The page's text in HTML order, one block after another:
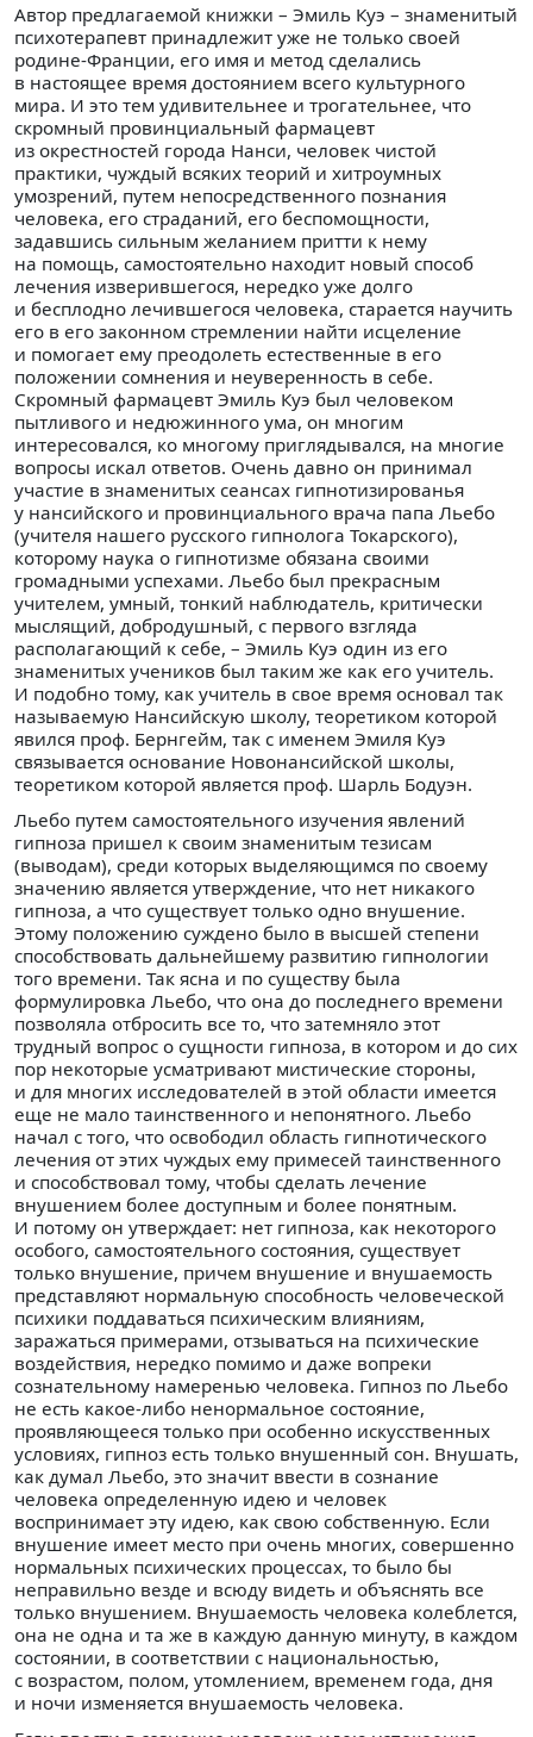
Автор предлагаемой книжки – Эмиль Куэ – знаменитый
психотерапевт принадлежит уже не только своей
родине-Франции, его имя и метод сделались
в настоящее время достоянием всего культурного
мира. И это тем удивительнее и трогательнее, что
скромный провинциальный фармацевт
из окрестностей города Нанси, человек чистой
практики, чуждый всяких теорий и хитроумных
умозрений, путем непосредственного познания
человека, его страданий, его беспомощности,
задавшись сильным желанием притти к нему
на помощь, самостоятельно находит новый способ
лечения изверившегося, нередко уже долго
и бесплодно лечившегося человека, старается научить
его в его законном стремлении найти исцеление
и помогает ему преодолеть естественные в его
положении сомнения и неуверенность в себе.
Скромный фармацевт Эмиль Куэ был человеком
пытливого и недюжинного ума, он многим
интересовался, ко многому приглядывался, на многие
вопросы искал ответов. Очень давно он принимал
участие в знаменитых сеансах гипнотизированья
у нансийского и провинциального врача папа Льебо
(учителя нашего русского гипнолога Токарского),
которому наука о гипнотизме обязана своими
громадными успехами. Льебо был прекрасным
учителем, умный, тонкий наблюдатель, критически
мыслящий, добродушный, с первого взгляда
располагающий к себе, – Эмиль Куэ один из его
знаменитых учеников был таким же как его учитель.
И подобно тому, как учитель в свое время основал так
называемую Нансийскую школу, теоретиком которой
явился проф. Бернгейм, так с именем Эмиля Куэ
связывается основание Новонансийской школы,
теоретиком которой является проф. Шарль Бодуэн.
Льебо путем самостоятельного изучения явлений
гипноза пришел к своим знаменитым тезисам
(выводам), среди которых выделяющимся по своему
значению является утверждение, что нет никакого
гипноза, а что существует только одно внушение.
Этому положению суждено было в высшей степени
способствовать дальнейшему развитию гипнологии
того времени. Так ясна и по существу была
формулировка Льебо, что она до последнего времени
позволяла отбросить все то, что затемняло этот
трудный вопрос о сущности гипноза, в котором и до сих
пор некоторые усматривают мистические стороны,
и для многих исследователей в этой области имеется
еще не мало таинственного и непонятного. Льебо
начал с того, что освободил область гипнотического
лечения от этих чуждых ему примесей таинственного
и способствовал тому, чтобы сделать лечение
внушением более доступным и более понятным.
И потому он утверждает: нет гипноза, как некоторого
особого, самостоятельного состояния, существует
только внушение, причем внушение и внушаемость
представляют нормальную способность человеческой
психики поддаваться психическим влияниям,
заражаться примерами, отзываться на психические
воздействия, нередко помимо и даже вопреки
сознательному намеренью человека. Гипноз по Льебо
не есть какое-либо ненормальное состояние,
проявляющееся только при особенно искусственных
условиях, гипноз есть только внушенный сон. Внушать,
как думал Льебо, это значит ввести в сознание
человека определенную идею и человек
воспринимает эту идею, как свою собственную. Если
внушение имеет место при очень многих, совершенно
нормальных психических процессах, то было бы
неправильно везде и всюду видеть и объяснять все
только внушением. Внушаемость человека колеблется,
она не одна и та же в каждую данную минуту, в каждом
состоянии, в соответствии с национальностью,
с возрастом, полом, утомлением, временем года, дня
и ночи изменяется внушаемость человека.